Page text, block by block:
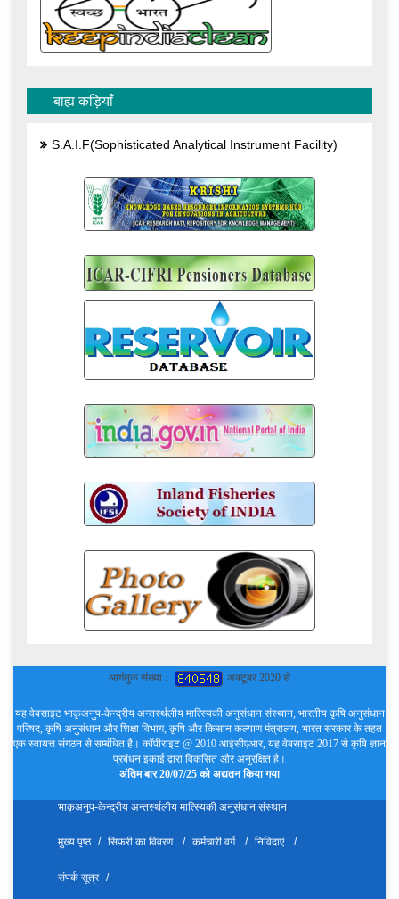
बाह्य कड़ियाँ
S.A.I.F(Sophisticated Analytical Instrument Facility)
आगंतुक संख्या : अक्टूबर 2020 से
यह वेबसाइट भाकृअनुप-केन्द्रीय अन्तर्स्थलीय मात्स्यिकी अनुसंधान संस्थान, भारतीय कृषि अनुसंधान
परिषद, कृषि अनुसंधान और शिक्षा विभाग, कृषि और किसान कल्याण मंत्रालय, भारत सरकार के तहत
एक स्वायत्त संगठन से सम्बंधित है। कॉपीराइट @ 2010 आईसीएआर, यह वेबसाइट 2017 से कृषि ज्ञान
प्रबंधन इकाई द्वारा विकसित और अनुरक्षित है।
अंतिम बार 20/07/25 को अद्यतन किया गया
भाकृअनुप-केन्द्रीय अन्तर्स्थलीय मात्स्यिकी अनुसंधान संस्थान
मुख्य पृष्ठ सिफ़री का विवरण कर्मचारी वर्ग निविदाएं
संपर्क सूत्र